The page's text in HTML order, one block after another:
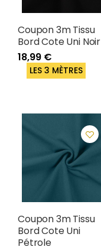
Coupon 3m Tissu
Bord Cote Uni Noir
18,99 €
LES 3 MÈTRES
Coupon 3m Tissu
Bord Cote Uni
Pétrole